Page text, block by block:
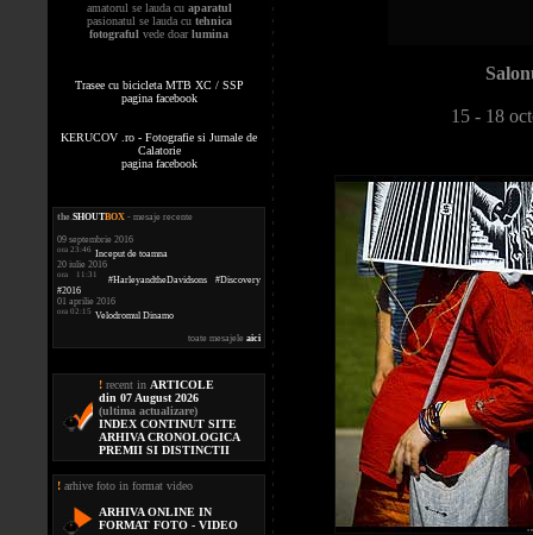
amatorul se lauda cu aparatul
pasionatul se lauda cu tehnica
fotograful vede doarlumina
Trasee cu bicicleta MTB XC / SSP
pagina facebook
KERUCOV .ro - Fotografie si Jurnale de
Calatorie
pagina facebook
the.SHOUTBOX - mesaje recente
09 septembrie 2016
ora 23:46 Inceput de toamna
20 iulie 2016
ora 11:31
#HarleyandtheDavidsons #Discovery
#2016
01 aprilie 2016
ora 02:15 Velodromul Dinamo
toate mesajele aici
! recent in ARTICOLE
din 07 August 2026
(ultima actualizare)
INDEX CONTINUT SITE
ARHIVA CRONOLOGICA
PREMII SI DISTINCTII
! arhive foto in format video
ARHIVA ONLINE IN
FORMAT FOTO - VIDEO
15 - 18